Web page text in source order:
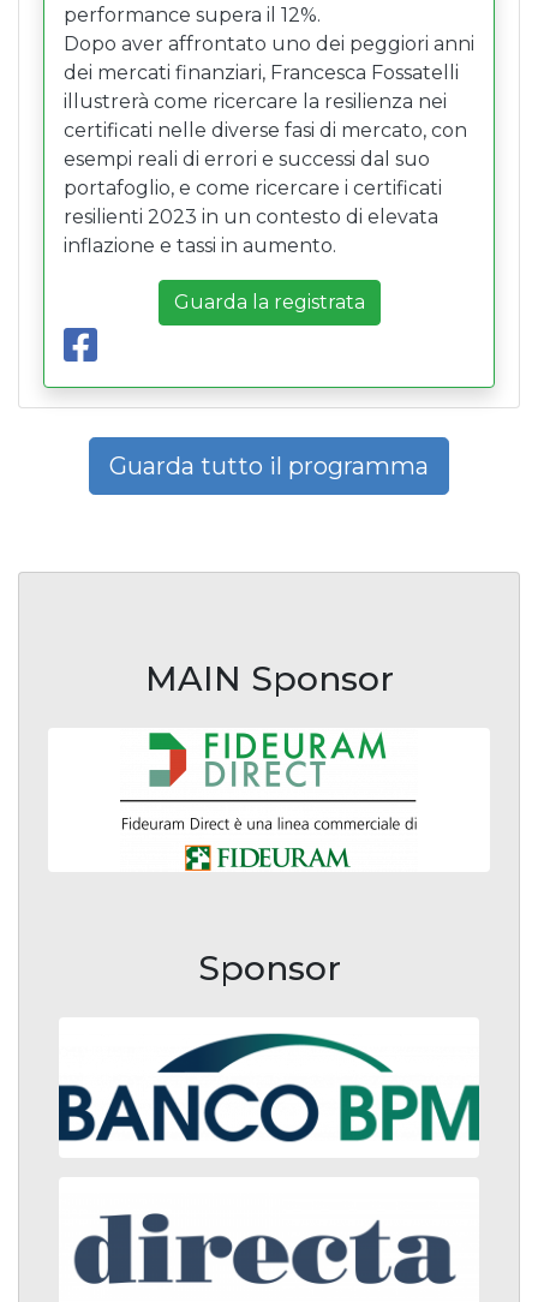
performance supera il 12%.
Dopo aver affrontato uno dei peggiori anni
dei mercati finanziari, Francesca Fossatelli
illustrerà come ricercare la resilienza nei
certificati nelle diverse fasi di mercato, con
esempi reali di errori e successi dal suo
portafoglio, e come ricercare i certificati
resilienti 2023 in un contesto di elevata
inflazione e tassi in aumento.
Guarda la registrata
Guarda tutto il programma
MAIN Sponsor
Sponsor